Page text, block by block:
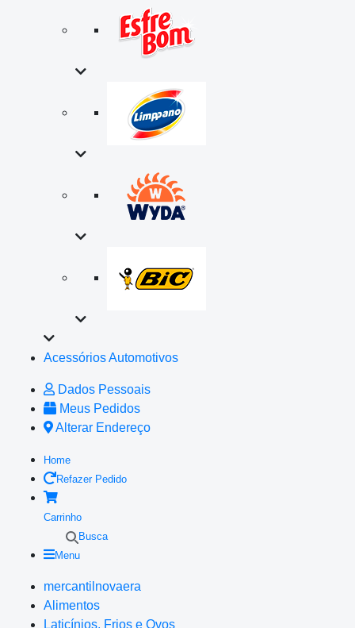
Acessórios Automotivos
Dados Pessoais
Meus Pedidos
Alterar Endereço
Home
Refazer Pedido
Carrinho
Busca
Menu
mercantilnovaera
Alimentos
Laticínios, Frios e Ovos